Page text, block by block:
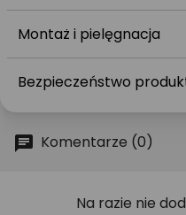
Montaż i pielęgnacja
Bezpieczeństwo
Komentarze (0)
Na razie nie